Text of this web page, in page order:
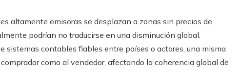
altamente emisoras se desplazan a zonas sin precios de
podrían no traducirse en una disminución global.
sistemas contables fiables entre países o actores, una misma
como al vendedor, afectando la coherencia global de